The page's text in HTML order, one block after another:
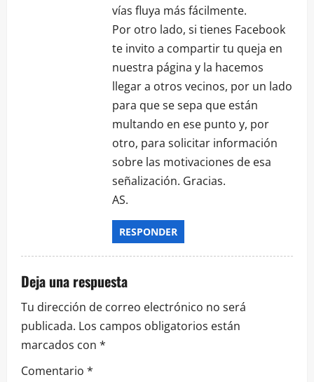
vías fluya más fácilmente.
Por otro lado, si tienes Facebook
te invito a compartir tu queja en
nuestra página y la hacemos
llegar a otros vecinos, por un lado
para que se sepa que están
multando en ese punto y, por
otro, para solicitar información
sobre las motivaciones de esa
señalización. Gracias.
AS.
RESPONDER
Deja una respuesta
Tu dirección de correo electrónico no será
publicada. Los campos obligatorios están
marcados con *
Comentario *